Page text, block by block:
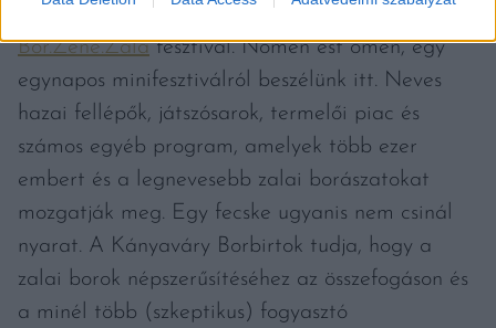
Idén augusztus 11-én kerül megrendezésre a
Bor.Zene.Zalafesztivál. Nomen est omen, egy
egynapos minifesztiválról beszélünk itt. Neves
hazai fellépők, játszósarok, termelői piac és
számos egyéb program, amelyek több ezer
embert és a legnevesebb zalai borászatokat
mozgatják meg. Egy fecske ugyanis nem csinál
nyarat. A Kányaváry Borbirtok tudja, hogy a
zalai borok népszerűsítéséhez az összefogáson és
a minél több (szkeptikus) fogyasztó